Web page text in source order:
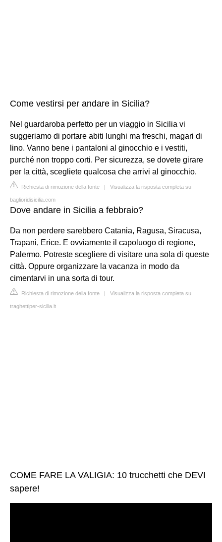
Come vestirsi per andare in Sicilia?
Nel guardaroba perfetto per un viaggio in Sicilia vi
suggeriamo di portare abiti lunghi ma freschi, magari di
lino. Vanno bene i pantaloni al ginocchio e i vestiti,
purché non troppo corti. Per sicurezza, se dovete girare
per la città, scegliete qualcosa che arrivi al ginocchio.
Richiesta di rimozione della fonte | Visualizza la risposta completa su
baglioridisicilia.com
Dove andare in Sicilia a febbraio?
Da non perdere sarebbero Catania, Ragusa, Siracusa,
Trapani, Erice. E ovviamente il capoluogo di regione,
Palermo. Potreste scegliere di visitare una sola di queste
città. Oppure organizzare la vacanza in modo da
cimentarvi in una sorta di tour.
Richiesta di rimozione della fonte | Visualizza la risposta completa su
traghettiper-sicilia.it
COME FARE LA VALIGIA: 10 trucchetti che DEVI
sapere!